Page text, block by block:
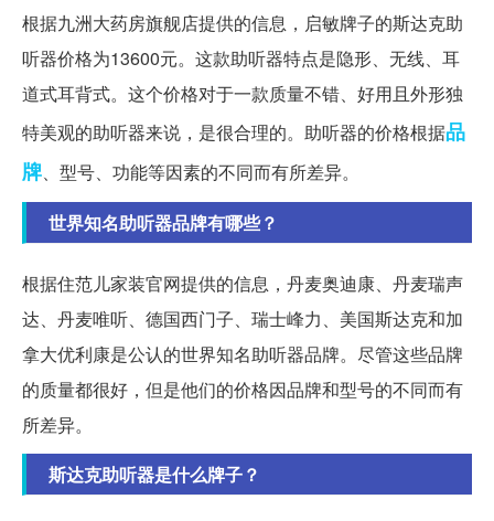
根据九洲大药房旗舰店提供的信息，启敏牌子的斯达克助
听器价格为13600元。这款助听器特点是隐形、无线、耳
道式耳背式。这个价格对于一款质量不错、好用且外形独
特美观的助听器来说，是很合理的。助听器的价格根据品
牌、型号、功能等因素的不同而有所差异。
世界知名助听器品牌有哪些？
根据住范儿家装官网提供的信息，丹麦奥迪康、丹麦瑞声
达、丹麦唯听、德国西门子、瑞士峰力、美国斯达克和加
拿大优利康是公认的世界知名助听器品牌。尽管这些品牌
的质量都很好，但是他们的价格因品牌和型号的不同而有
所差异。
斯达克助听器是什么牌子？